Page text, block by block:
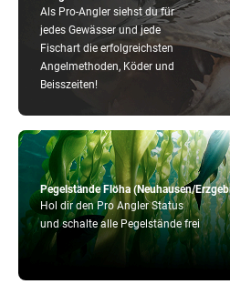
Pegelstände Flöha (Neuhausen/
Hol dir den Pro Angler Status
und schalte alle Pegelstände frei
Als Pro-Angler siehst du für
jedes Gewässer und jede
Fischart die erfolgreichsten
Angelmethoden, Köder und
Beisszeiten!